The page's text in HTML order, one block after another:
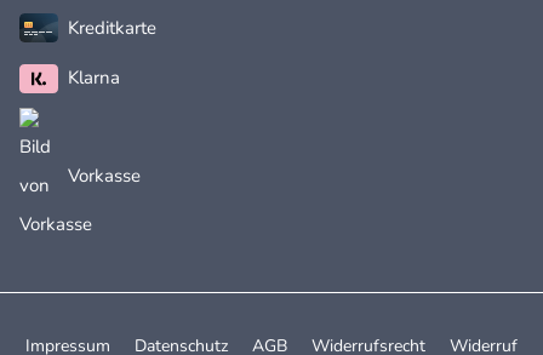
Kreditkarte
Klarna
Vorkasse
Impressum Datenschutz AGB Widerrufsrecht Widerruf